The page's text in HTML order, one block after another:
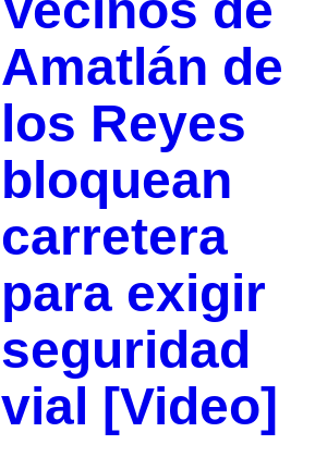
Amatlán de
los Reyes
bloquean
carretera
para exigir
seguridad
vial [Video]